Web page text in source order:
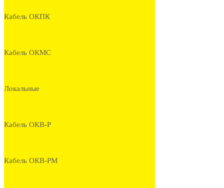
Кабель ОКПК
Кабель ОКМС
Локальные
Кабель ОКВ-Р
Кабель ОКВ-РМ